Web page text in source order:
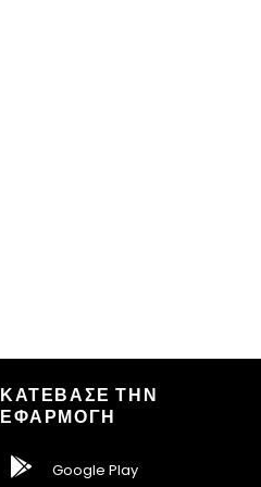
ΚΑΤΕΒΑΣΕ ΤΗΝ
ΕΦΑΡΜΟΓΗ
Google Play